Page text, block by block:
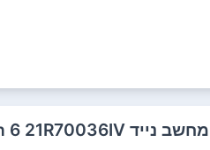
מחשב נייד Lenovo ThinkPad L13 2-in-1 Gen 6 21R70036IV לנובו